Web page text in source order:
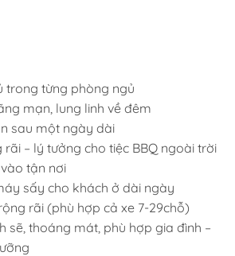
trong từng phòng ngủ
mạn, lung linh về đêm
sau một ngày dài
– lý tưởng cho tiệc BBQ ngoài trời
tận nơi
sấy cho khách ở dài ngày
rãi (phù hợp cả xe 7-29chỗ)
sẽ, thoáng mát, phù hợp gia đình –